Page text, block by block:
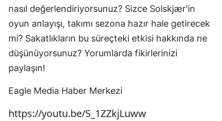
nasıl değerlendiriyorsunuz? Sizce Solskjær'in
oyun anlayışı, takımı sezona hazır hale getirecek
mi? Sakatlıkların bu süreçteki etkisi hakkında ne
düşünüyorsunuz? Yorumlarda fikirlerinizi
paylaşın!
Eagle Media Haber Merkezi
https://youtu.be/S_1ZZkjLuww